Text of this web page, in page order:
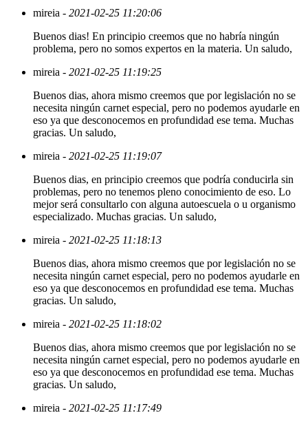
mireia - 2021-02-25 11:20:06
Buenos dias! En principio creemos que no habría ningún
problema, pero no somos expertos en la materia. Un saludo,
mireia - 2021-02-25 11:19:25
Buenos dias, ahora mismo creemos que por legislación no se
necesita ningún carnet especial, pero no podemos ayudarle en
eso ya que desconocemos en profundidad ese tema. Muchas
gracias. Un saludo,
mireia - 2021-02-25 11:19:07
Buenos dias, en principio creemos que podría conducirla sin
problemas, pero no tenemos pleno conocimiento de eso. Lo
mejor será consultarlo con alguna autoescuela o u organismo
especializado. Muchas gracias. Un saludo,
mireia - 2021-02-25 11:18:13
Buenos dias, ahora mismo creemos que por legislación no se
necesita ningún carnet especial, pero no podemos ayudarle en
eso ya que desconocemos en profundidad ese tema. Muchas
gracias. Un saludo,
mireia - 2021-02-25 11:18:02
Buenos dias, ahora mismo creemos que por legislación no se
necesita ningún carnet especial, pero no podemos ayudarle en
eso ya que desconocemos en profundidad ese tema. Muchas
gracias. Un saludo,
mireia - 2021-02-25 11:17:49